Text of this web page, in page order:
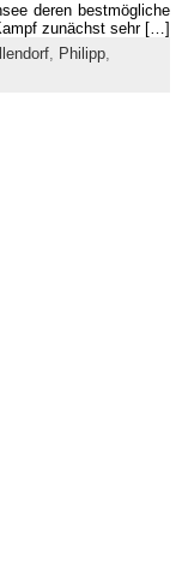
deren bestmögliche
zunächst sehr […]
, Philipp,